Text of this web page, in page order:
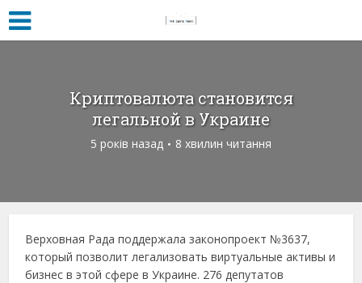
Криптовалюта становится
легальной в Украине
5 років назад 8 хвилин читання
Верховная Рада поддержала законопроект №3637,
который позволит легализовать виртуальные активы и
бизнес в этой сфере в Украине. 276 депутатов